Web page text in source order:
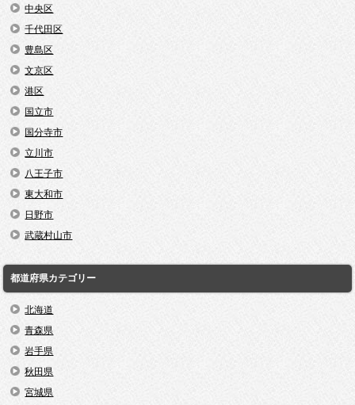
中央区
千代田区
豊島区
文京区
港区
国立市
国分寺市
立川市
八王子市
東大和市
日野市
武蔵村山市
都道府県カテゴリー
北海道
青森県
岩手県
秋田県
宮城県